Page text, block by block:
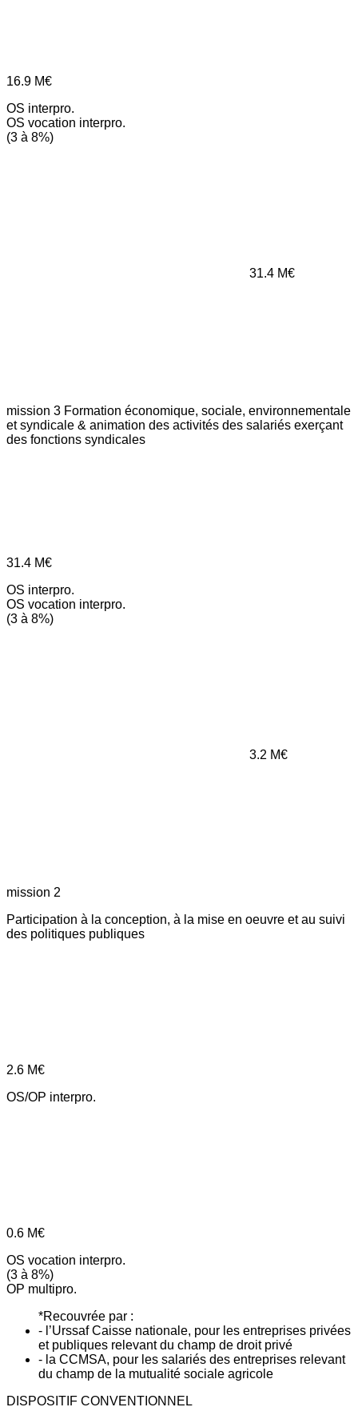
16.9 M€
OS interpro.
OS vocation interpro.
(3 à 8%)
31.4 M€
mission 3 Formation économique, sociale, environnementale
et syndicale & animation des activités des salariés exerçant
des fonctions syndicales
31.4 M€
OS interpro.
OS vocation interpro.
(3 à 8%)
3.2 M€
mission 2
Participation à la conception, à la mise en oeuvre et au suivi
des politiques publiques
2.6 M€
OS/OP interpro.
0.6 M€
OS vocation interpro.
(3 à 8%)
OP multipro.
*Recouvrée par :
- l’Urssaf Caisse nationale, pour les entreprises privées
et publiques relevant du champ de droit privé
- la CCMSA, pour les salariés des entreprises relevant
du champ de la mutualité sociale agricole
DISPOSITIF CONVENTIONNEL